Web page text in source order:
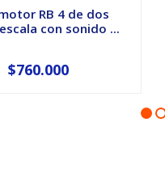
RB 4 de dos
con sonido ...
$760.000